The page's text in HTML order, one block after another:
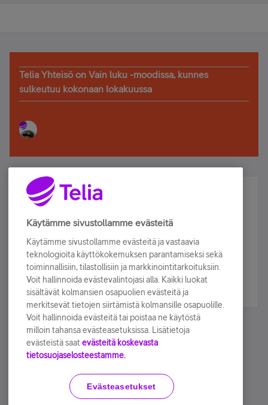
Telia Yhteisö on Vain luku -moodissa, kunnes
sulkeutuu kokonaan lokakuussa
Älä jää paitsi – osallistu ja voita!
Tilaa Telian uutiskirje ja olet mukana arvonnassa.
sähköpostiisi.
Tilaa nyt
Käyttöehdot Accessibility statement
Käytämme sivustollamme evästeitä
Käytämme sivustollamme evästeitä ja vastaavia
teknologioita käyttökokemuksen parantamiseksi sekä
toiminnallisiin, tilastollisiin ja markkinointitarkoituksiin.
Voit hallinnoida evästevalintojasi alla. Kaikki luokat
sisältävät kolmansien osapuolien evästeitä ja
merkitsevät tietojen siirtämistä kolmansille osapuolille.
Voit hallinnoida evästeitä tai poistaa ne käytöstä
milloin tahansa evästeasetuksissa. Lisätietoja
evästeistä saat evästeitä koskevasta
tietosuojaselosteestamme.
Evästeasetukset